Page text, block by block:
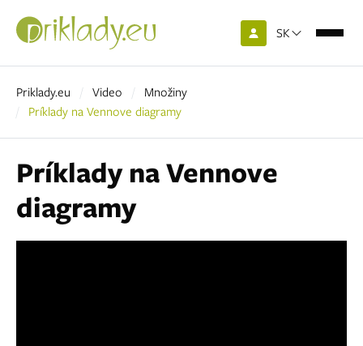
SK
Priklady.eu Video
Množiny
Príklady na Vennove diagramy
Príklady na Vennove
diagramy